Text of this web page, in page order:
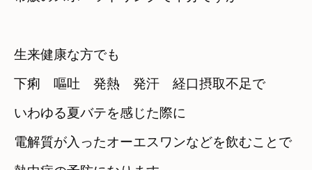
生来健康な方でも
下痢　嘔吐　発熱　発汗　経口摂取不足で
いわゆる夏バテを感じた際に
電解質が入ったオーエスワンなどを飲むことで